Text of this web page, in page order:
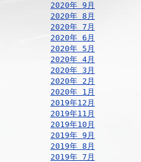
2020年 9月
2020年 8月
2020年 7月
2020年 6月
2020年 5月
2020年 4月
2020年 3月
2020年 2月
2020年 1月
2019年12月
2019年11月
2019年10月
2019年 9月
2019年 8月
2019年 7月